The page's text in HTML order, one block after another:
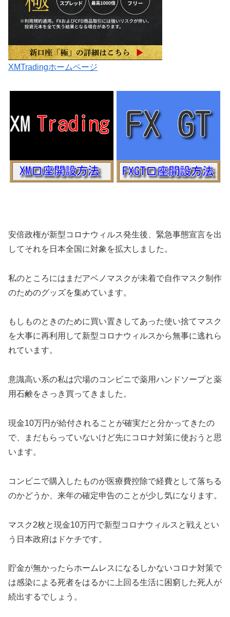
XMTradingホームページ
安倍政権が新型コロナウィルス発生後、緊急事態宣言を出
してそれを日本全国に対象を拡大しました。
私のところにはまだアベノマスクが未着で自作マスク制作
のためのグッズを集めています。
もしものときのために買い置きしてあった使い捨てマスク
を大事に再利用して新型コロナウィルスから無事に逃れら
れています。
意識高い系の私は穴場のコンビニで薬用ハンドソープと薬
用石鹸をさっき買ってきました。
現金10万円が給付されることが確実だと分かってきたの
で、まだもらっていないけど先にコロナ対策に使おうと思
います。
コンビニで購入したものが医療費控除で経費として落ちる
のかどうか、来年の確定申告のことが少し気になります。
マスク2枚と現金10万円で新型コロナウィルスと戦えとい
う日本政府はドケチです。
貯金が無かったらホームレスになるしかないコロナ対策で
は感染による死者をはるかに上回る生活に困窮した死人が
続出するでしょう。